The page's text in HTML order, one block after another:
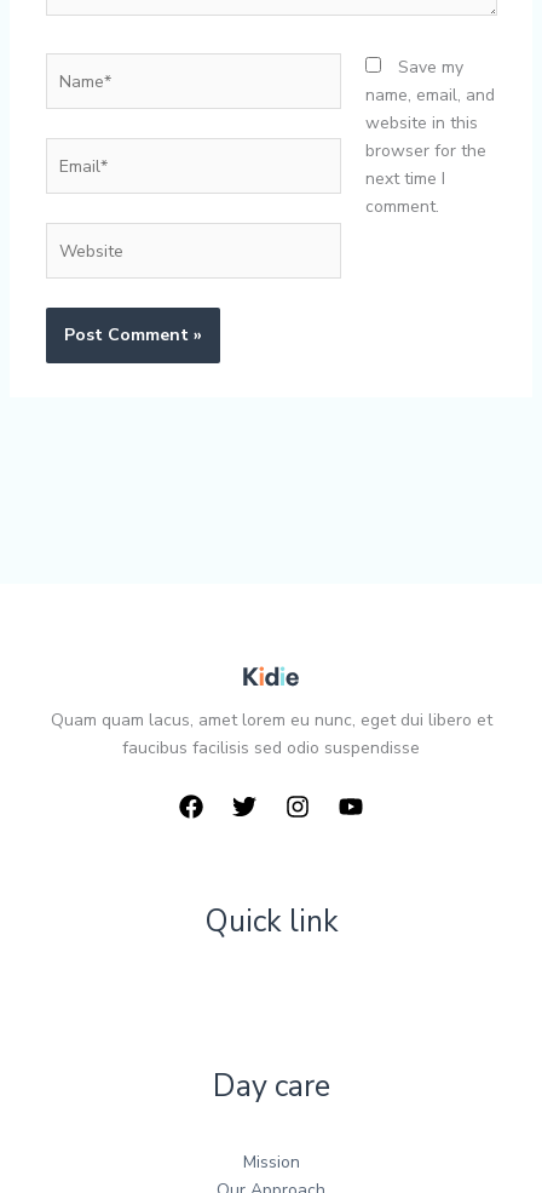
Save my
name, email, and
website in this
browser for the
next time I
comment.
Quam quam lacus, amet lorem eu nunc, eget dui libero et
faucibus facilisis sed odio suspendisse
Quick link
Day care
Mission